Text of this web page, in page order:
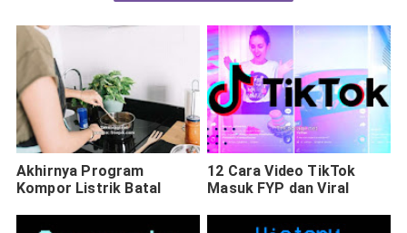
Akhirnya Program
Kompor Listrik Batal
12 Cara Video TikTok
Masuk FYP dan Viral